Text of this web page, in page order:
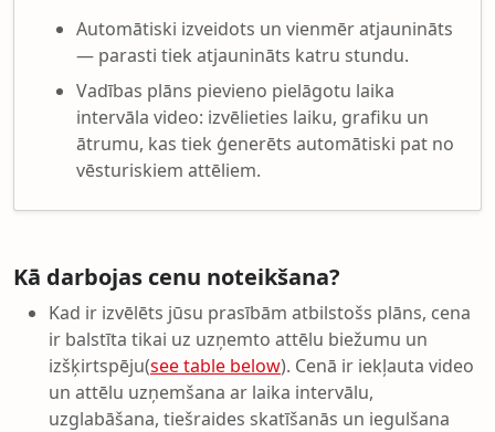
Automātiski izveidots un vienmēr atjaunināts
— parasti tiek atjaunināts katru stundu.
Vadības plāns pievieno pielāgotu laika
intervāla video: izvēlieties laiku, grafiku un
ātrumu, kas tiek ģenerēts automātiski pat no
vēsturiskiem attēliem.
Kā darbojas cenu noteikšana?
Kad ir izvēlēts jūsu prasībām atbilstošs plāns, cena
ir balstīta tikai uz uzņemto attēlu biežumu un
izšķirtspēju(see table below). Cenā ir iekļauta video
un attēlu uzņemšana ar laika intervālu,
uzglabāšana, tiešraides skatīšanās un iegulšana